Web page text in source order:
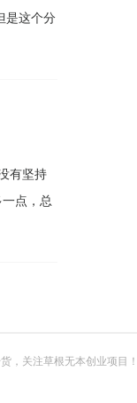
是这个分
有坚持
点，总
，关注草根无本创业项目！